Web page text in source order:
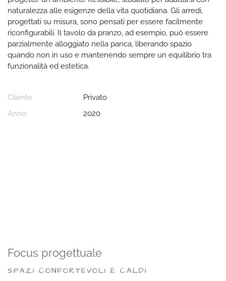
naturalezza alle esigenze della vita quotidiana. Gli arredi,
progettati su misura, sono pensati per essere facilmente
riconfigurabili. Il tavolo da pranzo, ad esempio, può essere
parzialmente alloggiato nella panca, liberando spazio
quando non in uso e mantenendo sempre un equilibrio tra
funzionalità ed estetica.
Cliente
Privato
Anno
2020
Focus progettuale
SPAZI CONFORTEVOLI E CALDI